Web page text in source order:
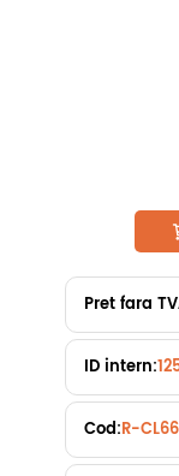
Pret fara
ID intern:
Cod:R-